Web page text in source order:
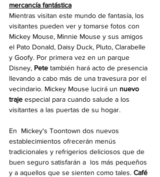
mercancía fantástica
Mientras visitan este mundo de fantasía, los
visitantes pueden ver y tomarse fotos con
Mickey Mouse, Minnie Mouse y sus amigos
el Pato Donald, Daisy Duck, Pluto, Clarabelle
y Goofy. Por primera vez en un parque
Disney, Pete también hará acto de presencia
llevando a cabo más de una travesura por el
vecindario. Mickey Mouse lucirá un nuevo
traje especial para cuando salude a los
visitantes a las puertas de su hogar.
En  Mickey's Toontown dos nuevos
establecimientos ofrecerán menús
tradicionales y refrigerios deliciosos que de
buen seguro satisfarán a  los más pequeños
y a aquellos que se sienten como tales. Café